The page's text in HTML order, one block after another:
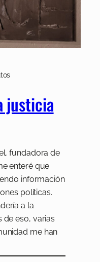
justicia
fundadora de
enteré que
información
políticas.
a la
eso, varias
me han